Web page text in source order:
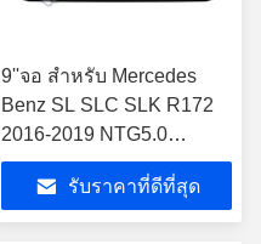
9''จอ สําหรับ Mercedes
Benz SL SLC SLK R172
2016-2019 NTG5.0
มัลติมีเดีย เพลย์
รับราคาที่ดีที่สุด